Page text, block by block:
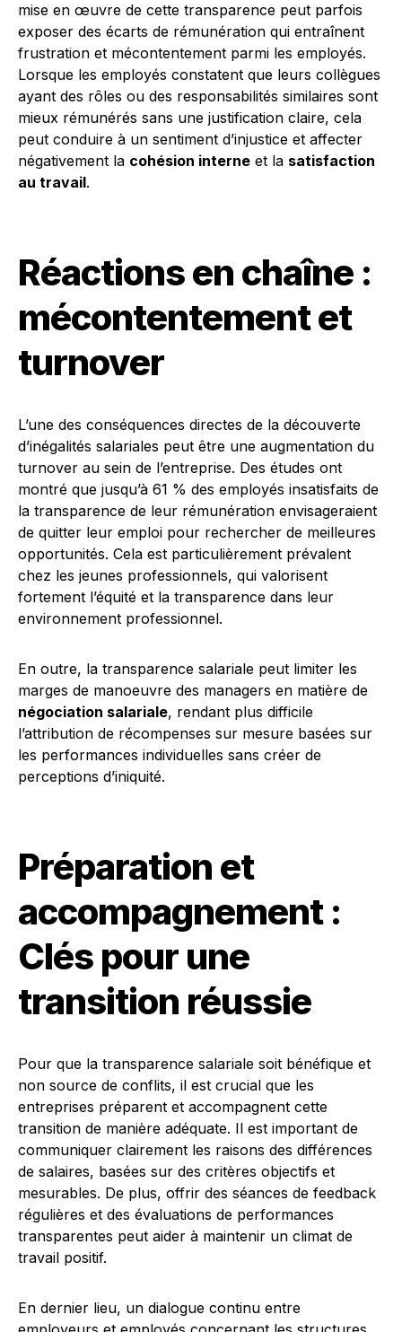
mise en œuvre de cette transparence peut parfois
exposer des écarts de rémunération qui entraînent
frustration et mécontentement parmi les employés.
Lorsque les employés constatent que leurs collègues
ayant des rôles ou des responsabilités similaires sont
mieux rémunérés sans une justification claire, cela
peut conduire à un sentiment d’injustice et affecter
négativement la cohésion interne et la satisfaction
au travail.
Réactions en chaîne :
mécontentement et
turnover
L’une des conséquences directes de la découverte
d’inégalités salariales peut être une augmentation du
turnover au sein de l’entreprise. Des études ont
montré que jusqu’à 61 % des employés insatisfaits de
la transparence de leur rémunération envisageraient
de quitter leur emploi pour rechercher de meilleures
opportunités. Cela est particulièrement prévalent
chez les jeunes professionnels, qui valorisent
fortement l’équité et la transparence dans leur
environnement professionnel.
En outre, la transparence salariale peut limiter les
marges de manoeuvre des managers en matière de
négociation salariale, rendant plus difficile
l’attribution de récompenses sur mesure basées sur
les performances individuelles sans créer de
perceptions d’iniquité.
Préparation et
accompagnement :
Clés pour une
transition réussie
Pour que la transparence salariale soit bénéfique et
non source de conflits, il est crucial que les
entreprises préparent et accompagnent cette
transition de manière adéquate. Il est important de
communiquer clairement les raisons des différences
de salaires, basées sur des critères objectifs et
mesurables. De plus, offrir des séances de feedback
régulières et des évaluations de performances
transparentes peut aider à maintenir un climat de
travail positif.
En dernier lieu, un dialogue continu entre